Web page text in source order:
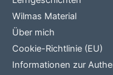
Wilmas Material
Über mich
Cookie-Richtlinie (EU)
Informationen zur